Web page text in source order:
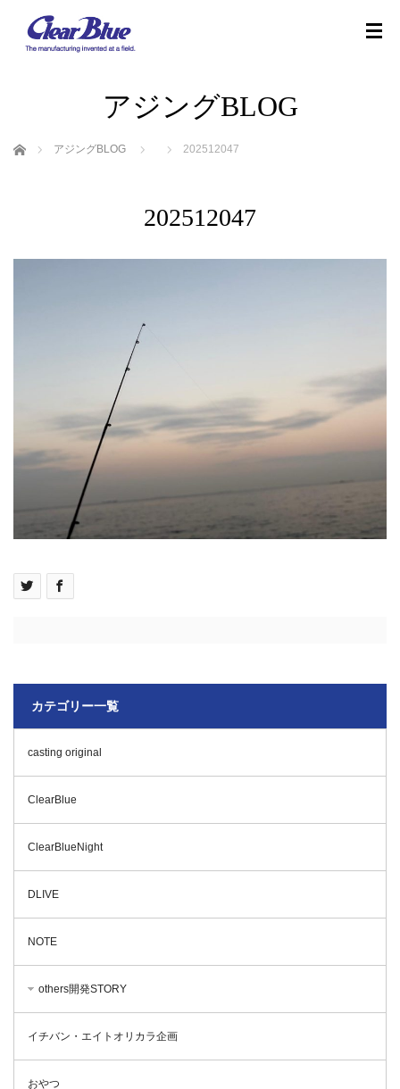
アジングBLOG
ホーム アジングBLOG 202512047
202512047
カテゴリー一覧
casting original
ClearBlue
ClearBlueNight
DLIVE
NOTE
others開発STORY
イチバン・エイトオリカラ企画
おやつ